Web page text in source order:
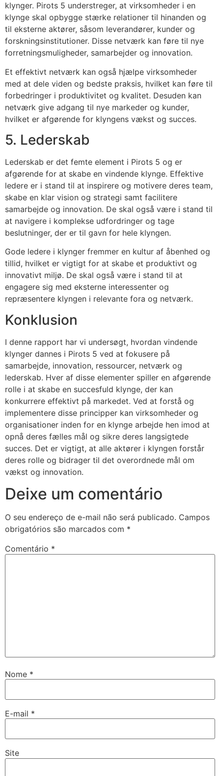
klynger. Pirots 5 understreger, at virksomheder i en
klynge skal opbygge stærke relationer til hinanden og
til eksterne aktører, såsom leverandører, kunder og
forskningsinstitutioner. Disse netværk kan føre til nye
forretningsmuligheder, samarbejder og innovation.
Et effektivt netværk kan også hjælpe virksomheder
med at dele viden og bedste praksis, hvilket kan føre til
forbedringer i produktivitet og kvalitet. Desuden kan
netværk give adgang til nye markeder og kunder,
hvilket er afgørende for klyngens vækst og succes.
5. Lederskab
Lederskab er det femte element i Pirots 5 og er
afgørende for at skabe en vindende klynge. Effektive
ledere er i stand til at inspirere og motivere deres team,
skabe en klar vision og strategi samt facilitere
samarbejde og innovation. De skal også være i stand til
at navigere i komplekse udfordringer og tage
beslutninger, der er til gavn for hele klyngen.
Gode ledere i klynger fremmer en kultur af åbenhed og
tillid, hvilket er vigtigt for at skabe et produktivt og
innovativt miljø. De skal også være i stand til at
engagere sig med eksterne interessenter og
repræsentere klyngen i relevante fora og netværk.
Konklusion
I denne rapport har vi undersøgt, hvordan vindende
klynger dannes i Pirots 5 ved at fokusere på
samarbejde, innovation, ressourcer, netværk og
lederskab. Hver af disse elementer spiller en afgørende
rolle i at skabe en succesfuld klynge, der kan
konkurrere effektivt på markedet. Ved at forstå og
implementere disse principper kan virksomheder og
organisationer inden for en klynge arbejde hen imod at
opnå deres fælles mål og sikre deres langsigtede
succes. Det er vigtigt, at alle aktører i klyngen forstår
deres rolle og bidrager til det overordnede mål om
vækst og innovation.
Deixe um comentário
O seu endereço de e-mail não será publicado. Campos
obrigatórios são marcados com *
Comentário *
Nome *
E-mail *
Site